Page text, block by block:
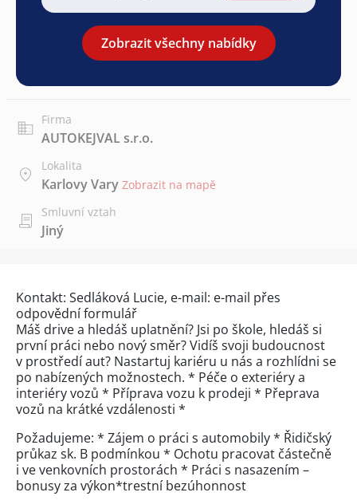
Zobrazit všechny nabídky
Firma
AUTOKEJVAL s.r.o.
Lokalita
Karlovy Vary Zobrazit na mapě
Smluvní vztah
Jiný
Kontakt: Sedláková Lucie, e-mail: e-mail přes
odpovědní formulář
Máš drive a hledáš uplatnění? Jsi po škole, hledáš si
první práci nebo nový směr? Vidíš svoji budoucnost
v prostředí aut? Nastartuj kariéru u nás a rozhlídni se
po nabízených možnostech. * Péče o exteriéry a
interiéry vozů * Příprava vozu k prodeji * Přeprava
vozů na krátké vzdálenosti *
Požadujeme: * Zájem o práci s automobily * Řidičský
průkaz sk. B podmínkou * Ochotu pracovat částečně
i ve venkovních prostorách * Práci s nasazením –
bonusy za výkon*trestní bezúhonnost